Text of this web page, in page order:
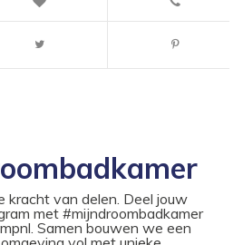
kracht van delen. Deel jouw
met #mijndroombadkamer
Samen bouwen we een